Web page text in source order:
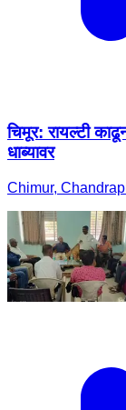
चिमूर: रायल्टी
धाब्यावर
Chimur,